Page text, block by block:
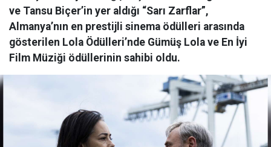
ve Tansu Biçer’in yer aldığı “Sarı Zarflar”,
Almanya’nın en prestijli sinema ödülleri arasında
gösterilen Lola Ödülleri’nde Gümüş Lola ve En İyi
Film Müziği ödüllerinin sahibi oldu.